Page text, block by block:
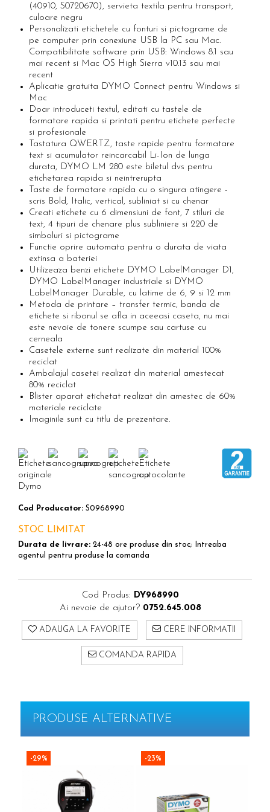
Preducele si Clesti pentru ocheti
finisare bannere
Preducele Rapid
Capse, Pini si Cuie
Capse Rapid
Cuie Rapid
Ciocane de capsat pentru fixat folie
anticondens
Scule pentru reparatii biciclete |
motociclete
Scule si unelte VDE
Scule unelte lucru la inaltime
Surubelnite
Surubelnite pentru Mecanici
Surubelnite testare tensiune (Engineer)
Surubelnite VDE KNIPEX
Surubelnite Inox
Surubelnite Electricieni
Surubelnite VDE Wera
Biti Surubelnita
Extractoare suruburi uzate si
accesorii
Dalti electricieni si punctatoare
Reinnsteig
(40910, S0720670), servieta textila pentru transport,
culoare negru
Personalizati etichetele cu fonturi si pictograme de
pe computer prin conexiune USB la PC sau Mac.
Compatibilitate software prin USB: Windows 8.1 sau
mai recent si Mac OS High Sierra v10.13 sau mai
recent
Aplicatie gratuita DYMO Connect pentru Windows si
Mac
Doar introduceti textul, editati cu tastele de
formatare rapida si printati pentru etichete perfecte
si profesionale
Tastatura QWERTZ, taste rapide pentru formatare
text si acumulator reincarcabil Li-Ion de lunga
durata, DYMO LM 280 este biletul dvs pentru
etichetarea rapida si neintrerupta
Taste de formatare rapida cu o singura atingere -
scris Bold, Italic, vertical, subliniat si cu chenar
Creati etichete cu 6 dimensiuni de font, 7 stiluri de
text, 4 tipuri de chenare plus subliniere si 220 de
simboluri si pictograme
Functie oprire automata pentru o durata de viata
extinsa a bateriei
Utilizeaza benzi etichete DYMO LabelManager D1,
DYMO LabelManager industriale si DYMO
LabelManager Durable, cu latime de 6, 9 si 12 mm
Metoda de printare – transfer termic, banda de
etichete si ribonul se afla in aceeasi caseta, nu mai
este nevoie de tonere scumpe sau cartuse cu
cerneala
Casetele externe sunt realizate din material 100%
reciclat
Ambalajul casetei realizat din material amestecat
80% reciclat
Blister aparat etichetat realizat din amestec de 60%
materiale reciclate
Imaginile sunt cu titlu de prezentare.
Cod Producator: S0968990
STOC LIMITAT
Durata de livrare: 24-48 ore produse din stoc; Intreaba
agentul pentru produse la comanda
Cod Produs: DY968990
Ai nevoie de ajutor? 0752.645.008
ADAUGA LA FAVORITE CERE INFORMATII
COMANDA RAPIDA
PRODUSE ALTERNATIVE
-29% -23%